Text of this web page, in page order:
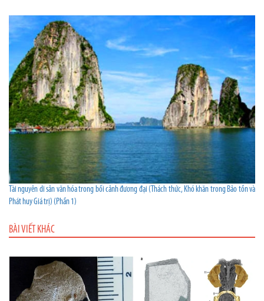
Tài nguyên di sản văn hóa trong bối cảnh đương đại (Thách thức, Khó khăn trong Bảo tồn và
Phát huy Giá trị) (Phần 1)
BÀI VIẾT KHÁC